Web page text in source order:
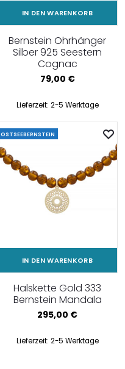
IN DEN WARENKORB
Bernstein Ohrhänger
Silber 925 Seestern
Cognac
79,00 €
Lieferzeit: 2-5 Werktage
OSTSEEBERNSTEIN
IN DEN WARENKORB
Halskette Gold 333
Bernstein Mandala
295,00 €
Lieferzeit: 2-5 Werktage